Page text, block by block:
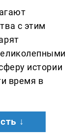
с этим
истории
время в
↓